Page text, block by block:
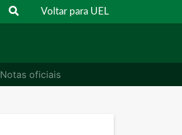
Voltar para UEL
Notas oficiais